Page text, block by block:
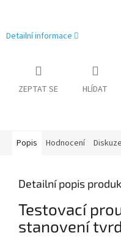
Detailní informace
ZEPTAT SE HLÍDAT
Popis Hodnocení Diskuze
Detailní popis
Testovací
stanovení